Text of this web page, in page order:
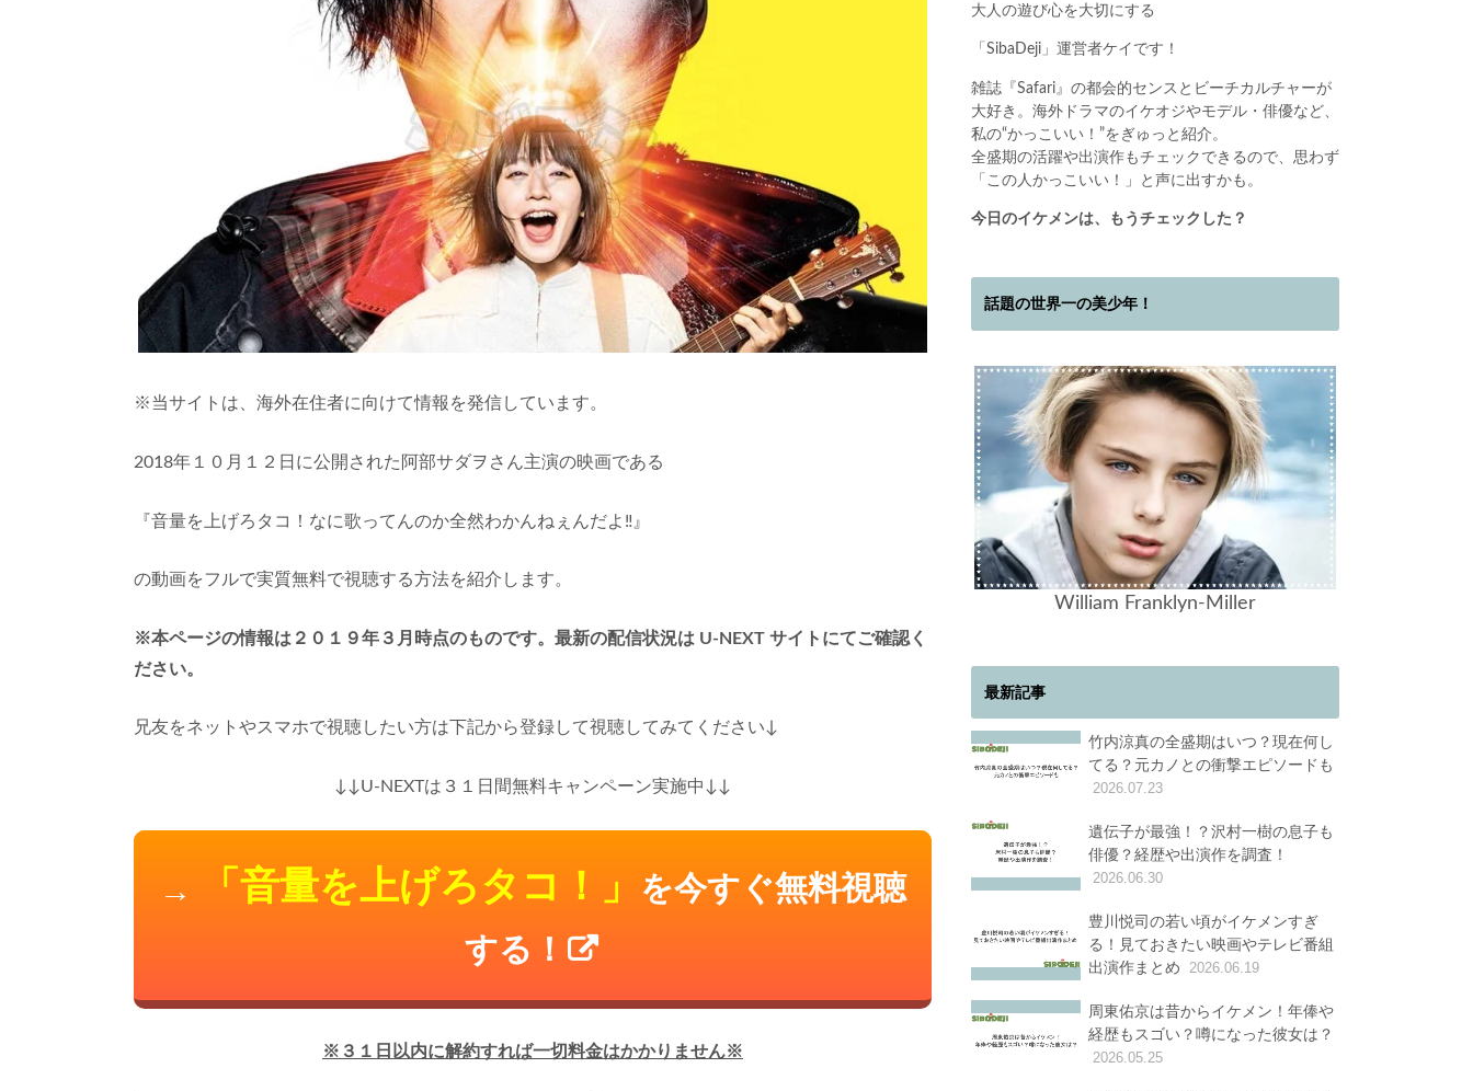
※当サイトは、海外在住者に向けて情報を発信しています。
2018年１０月１２日に公開された阿部サダヲさん主演の映画である
『音量を上げろタコ！なに歌ってんのか全然わかんねぇんだよ‼』
の動画をフルで実質無料で視聴する方法を紹介します。
※本ページの情報は２０１９年３月時点のものです。最新の配信状況は U-NEXT サイトにてご確認く
ださい。
兄友をネットやスマホで視聴したい方は下記から登録して視聴してみてください↓
↓↓U-NEXTは３１日間無料キャンペーン実施中↓↓
→ 「音量を上げろタコ！」
を今すぐ無料視聴
する！
※３１日以内に解約すれば一切料金はかかりません※
大人の遊び心を大切にする
「SibaDeji」運営者ケイです！
雑誌『Safari』の都会的センスとビーチカルチャーが
大好き。海外ドラマのイケオジやモデル・俳優など、
私の“かっこいい！”をぎゅっと紹介。
全盛期の活躍や出演作もチェックできるので、思わず
「この人かっこいい！」と声に出すかも。
今日のイケメンは、もうチェックした？
話題の世界一の美少年！
William Franklyn-Miller
最新記事
竹内涼真の全盛期はいつ？現在何し
てる？元カノとの衝撃エピソードも
2026.07.23
遺伝子が最強！？沢村一樹の息子も
俳優？経歴や出演作を調査！
2026.06.30
豊川悦司の若い頃がイケメンすぎ
る！見ておきたい映画やテレビ番組
出演作まとめ
2026.06.19
周東佑京は昔からイケメン！年俸や
経歴もスゴい？噂になった彼女は？
2026.05.25